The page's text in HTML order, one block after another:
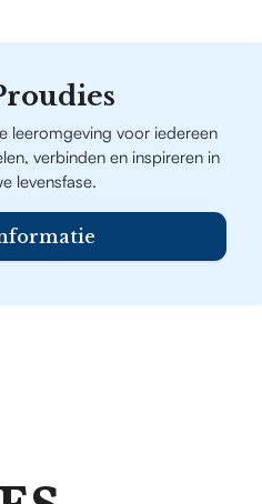
leeromgeving voor iedereen
verbinden en inspireren in
levensfase.